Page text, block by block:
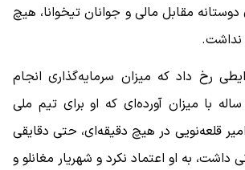
دوستانه مقابل مالی و جوانان تیخوانا، هیچ
رخ داد که میزان سرمایه‌گذاری انجام
شده روی اکرت ۲۹ ساله با میزان آورده‌ای که او برای تیم ملی
قلعه‌نویی در هیچ دقیقه‌ای، حتی دقایقی
داشت، به او اعتماد نکرد و شهریار مغانلو و